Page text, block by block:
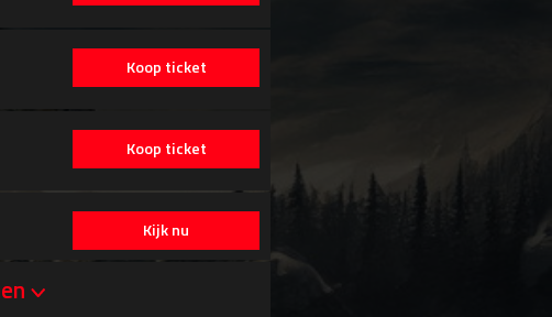
Koop ticket
Koop ticket
Kijk nu